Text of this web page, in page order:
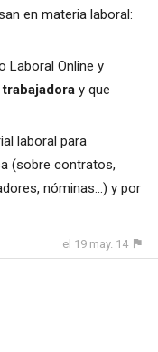
en materia laboral:
Laboral Online y
y que
laboral para
(sobre contratos,
nóminas...) y por
el 19 may. 14